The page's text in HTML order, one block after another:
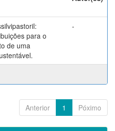
para o
de uma
-
Anterior 1 Póximo